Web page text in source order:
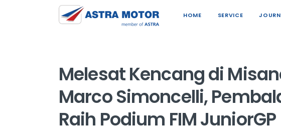
HOME SERVICE
Melesat Kencang di
Marco Simoncelli,
Raih Podium FIM JuniorGP